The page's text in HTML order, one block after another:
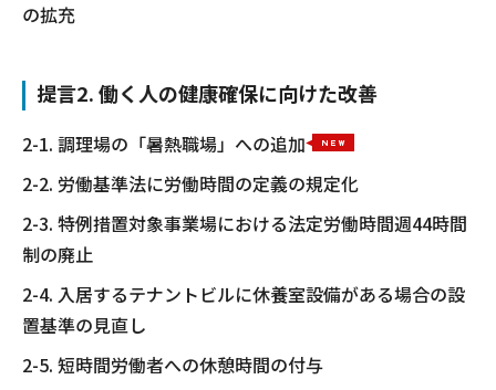
の拡充
提言2. 働く人の健康確保に向けた改善
2-1. 調理場の「暑熱職場」への追加
2-2. 労働基準法に労働時間の定義の規定化
2-3. 特例措置対象事業場における法定労働時間週44時間
制の廃止
2-4. 入居するテナントビルに休養室設備がある場合の設
置基準の見直し
2-5. 短時間労働者への休憩時間の付与